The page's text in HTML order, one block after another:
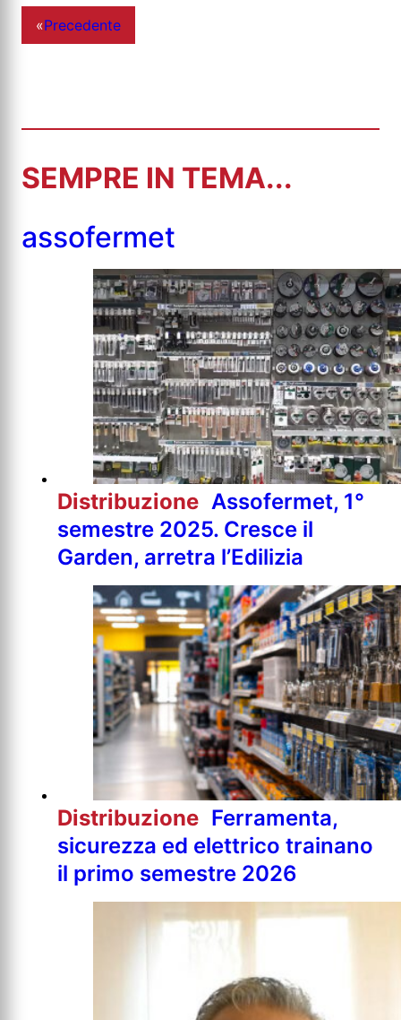
«Precedente
SEMPRE IN TEMA...
assofermet
Distribuzione Assofermet, 1°
semestre 2025. Cresce il
Garden, arretra l’Edilizia
Distribuzione Ferramenta,
sicurezza ed elettrico trainano
il primo semestre 2026